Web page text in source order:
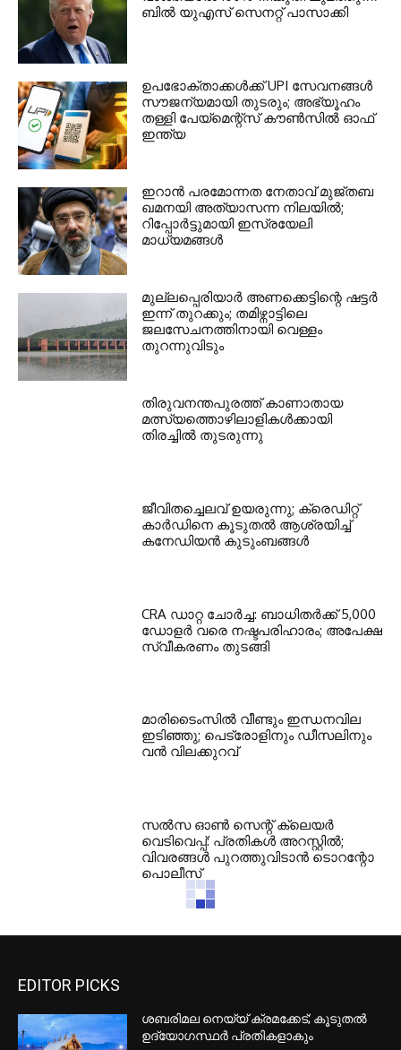
ബില്‍ യുഎസ് സെനറ്റ് പാസാക്കി
ഉപഭോക്താക്കള്‍ക്ക് UPI സേവനങ്ങള്‍
സൗജന്യമായി തുടരും; അഭ്യൂഹം
തള്ളി പേയ്മെന്റ്‌സ് കൗണ്‍സില്‍ ഓഫ്
ഇന്ത്യ
ഇറാന്‍ പരമോന്നത നേതാവ് മുജ്തബ
ഖമനയി അത്യാസന്ന നിലയില്‍;
റിപ്പോര്‍ട്ടുമായി ഇസ്രയേലി
മാധ്യമങ്ങള്‍
മുല്ലപ്പെരിയാര്‍ അണക്കെട്ടിന്റെ ഷട്ടര്‍
ഇന്ന് തുറക്കും; തമിഴ്നാട്ടിലെ
ജലസേചനത്തിനായി വെള്ളം
തുറന്നുവിടും
തിരുവനന്തപുരത്ത് കാണാതായ
മത്സ്യത്തൊഴിലാളികള്‍ക്കായി
തിരച്ചില്‍ തുടരുന്നു
ജീവിതച്ചെലവ് ഉയരുന്നു; ക്രെഡിറ്റ്
കാർഡിനെ കൂടുതൽ ആശ്രയിച്ച്
കനേഡിയൻ കുടുംബങ്ങൾ
CRA ഡാറ്റ ചോർച്ച: ബാധിതർക്ക് 5,000
ഡോളർ വരെ നഷ്ടപരിഹാരം; അപേക്ഷ
സ്വീകരണം തുടങ്ങി
മാരിടൈംസിൽ വീണ്ടും ഇന്ധനവില
ഇടിഞ്ഞു; പെട്രോളിനും ഡീസലിനും
വൻ വിലക്കുറവ്
സൽസ ഓൺ സെന്റ് ക്ലെയർ
വെടിവെപ്പ്: പ്രതികൾ അറസ്റ്റിൽ;
വിവരങ്ങൾ പുറത്തുവിടാൻ ടൊറന്റോ
പൊലീസ്
EDITOR PICKS
ശബരിമല നെയ്യ് ക്രമക്കേട്; കൂടുതല്‍
ഉദ്യോഗസ്ഥര്‍ പ്രതികളാകും